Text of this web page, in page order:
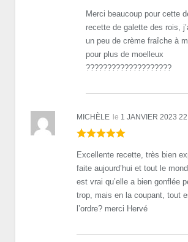
Merci beaucoup pour cette
recette de galette des rois,
un peu de crème fraîche à
pour plus de moelleux
????????????????????
MICHÈLE le 1 JANVIER 2023
Excellente recette, très bien
faite aujourd’hui et tout le
est vrai qu’elle a bien gonflée
trop, mais en la coupant, tout
l’ordre? merci Hervé